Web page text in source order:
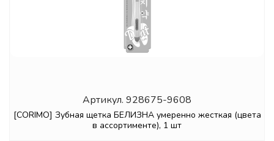
Артикул. 928675-9608
[CORIMO] Зубная щетка БЕЛИЗНА умеренно жесткая (цвета
в ассортименте), 1 шт